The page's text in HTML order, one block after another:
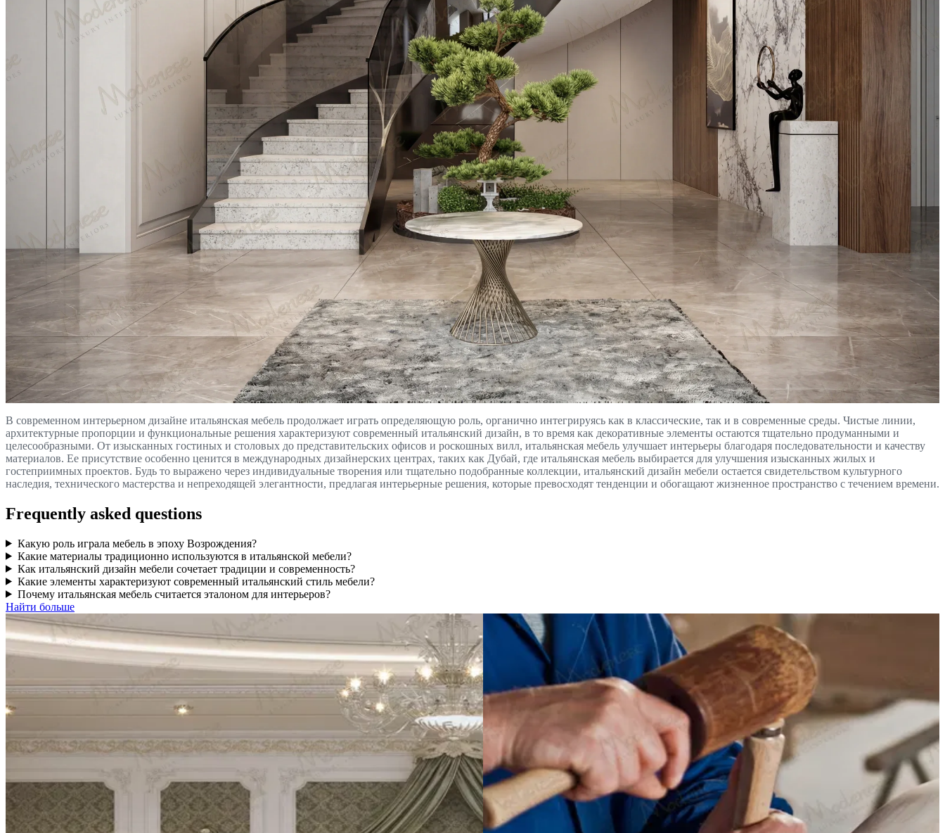
В современном интерьерном дизайне итальянская мебель продолжает играть определяющую роль, органично интегрируясь как в классические, так и в современные среды. Чистые линии,
архитектурные пропорции и функциональные решения характеризуют современный итальянский дизайн, в то время как декоративные элементы остаются тщательно продуманными и
целесообразными. От изысканных гостиных и столовых до представительских офисов и роскошных вилл, итальянская мебель улучшает интерьеры благодаря последовательности и качеству
материалов. Ее присутствие особенно ценится в международных дизайнерских центрах, таких как Дубай, где итальянская мебель выбирается для улучшения изысканных жилых и
гостеприимных проектов. Будь то выражено через индивидуальные творения или тщательно подобранные коллекции, итальянский дизайн мебели остается свидетельством культурного
наследия, технического мастерства и непреходящей элегантности, предлагая интерьерные решения, которые превосходят тенденции и обогащают жизненное пространство с течением времени.
Frequently asked questions
Какую роль играла мебель в эпоху Возрождения?
Какие материалы традиционно используются в итальянской мебели?
Как итальянский дизайн мебели сочетает традиции и современность?
Какие элементы характеризуют современный итальянский стиль мебели?
Почему итальянская мебель считается эталоном для интерьеров?
Найти больше